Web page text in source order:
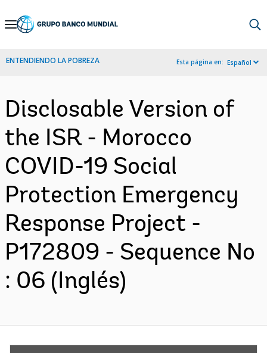
Skip
Navigation
ENTENDIENDO LA POBREZA Esta página en: Español
Disclosable Version of
the ISR - Morocco
COVID-19 Social
Protection Emergency
Response Project -
P172809 - Sequence No
: 06 (Inglés)